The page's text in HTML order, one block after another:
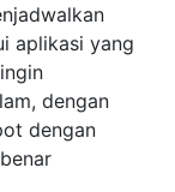
aplikasi yang
dengan
dengan